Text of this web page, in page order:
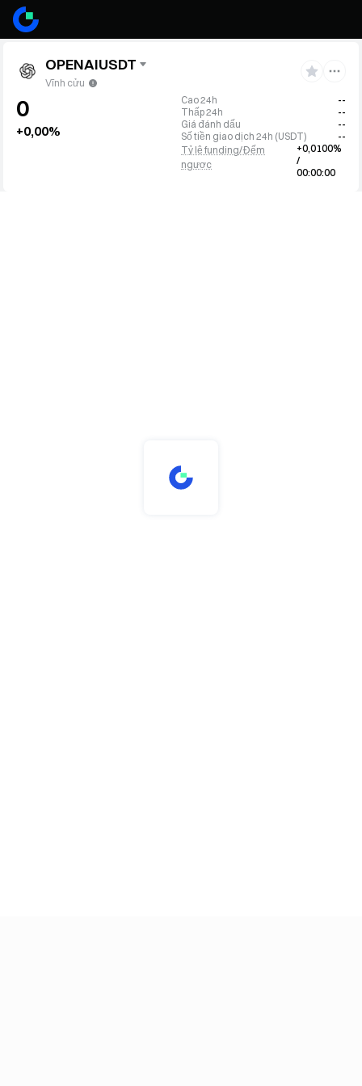
OPENAIUSDT
Vĩnh cửu
0
+0,00%
Cao 24h
--
Thấp 24h
--
Giá đánh dấu
--
Số tiền giao dịch 24h (USDT)
--
Tỷ lệ funding/Đếm
ngược
+0,0100%
/
00:00:00